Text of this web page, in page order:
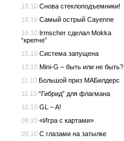
18.10 Снова стеклоподъемники!
18.10 Самый острый Cayenne
16.10 Irmscher сделал Mokka
“крепче”
15.10 Система запущена
13.10 Mini-G – быть или не быть?
11.10 Большой приз МАБилдерс
11.10 “Гибрид” для флагмана
10.10 GL – A!
09.10 «Игра с картами»
09.10 С глазами на затылке